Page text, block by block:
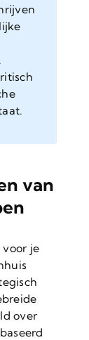
van
je
over